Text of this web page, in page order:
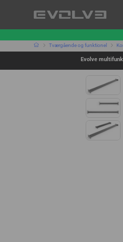
Tværgående og funktionel
Evolve